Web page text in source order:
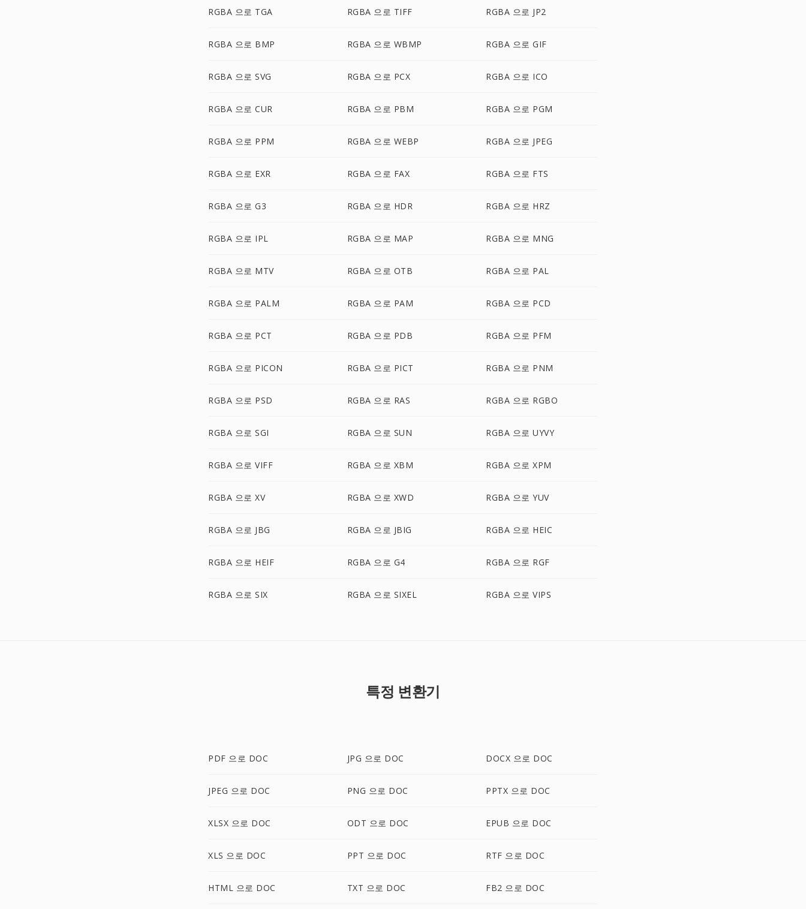
RGBA 으로 TGA RGBA 으로 TIFF RGBA 으로 JP2
RGBA 으로 BMP RGBA 으로 WBMP RGBA 으로 GIF
RGBA 으로 SVG RGBA 으로 PCX RGBA 으로 ICO
RGBA 으로 CUR RGBA 으로 PBM RGBA 으로 PGM
RGBA 으로 PPM RGBA 으로 WEBP RGBA 으로 JPEG
RGBA 으로 EXR RGBA 으로 FAX RGBA 으로 FTS
RGBA 으로 G3 RGBA 으로 HDR RGBA 으로 HRZ
RGBA 으로 IPL RGBA 으로 MAP RGBA 으로 MNG
RGBA 으로 MTV RGBA 으로 OTB RGBA 으로 PAL
RGBA 으로 PALM RGBA 으로 PAM RGBA 으로 PCD
RGBA 으로 PCT RGBA 으로 PDB RGBA 으로 PFM
RGBA 으로 PICON RGBA 으로 PICT RGBA 으로 PNM
RGBA 으로 PSD RGBA 으로 RAS RGBA 으로 RGBO
RGBA 으로 SGI RGBA 으로 SUN RGBA 으로 UYVY
RGBA 으로 VIFF RGBA 으로 XBM RGBA 으로 XPM
RGBA 으로 XV RGBA 으로 XWD RGBA 으로 YUV
RGBA 으로 JBG RGBA 으로 JBIG RGBA 으로 HEIC
RGBA 으로 HEIF RGBA 으로 G4 RGBA 으로 RGF
RGBA 으로 SIX RGBA 으로 SIXEL RGBA 으로 VIPS
특정 변환기
PDF 으로 DOC JPG 으로 DOC DOCX 으로 DOC
JPEG 으로 DOC PNG 으로 DOC PPTX 으로 DOC
XLSX 으로 DOC ODT 으로 DOC EPUB 으로 DOC
XLS 으로 DOC PPT 으로 DOC RTF 으로 DOC
HTML 으로 DOC TXT 으로 DOC FB2 으로 DOC